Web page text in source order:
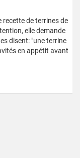
de terrines de
elle demande
disent: "une terrine
en appétit avant